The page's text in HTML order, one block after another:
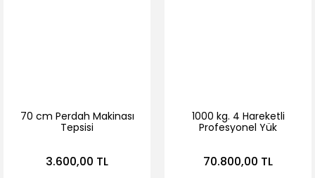
70 cm Perdah Makinası
Tepsisi
3.600,00 TL
1000 kg. 4 Hareketli
Profesyonel Yük
70.800,00 TL